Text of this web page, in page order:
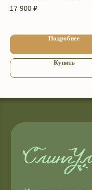
17 900 ₽
Подробнее
Купить
Уважаемые покупатели,
экстремистской и её
запрещена в РФ
2009−2026 © ТМ
Политика конфиденциальности
Копирование материалов
Соглашение об